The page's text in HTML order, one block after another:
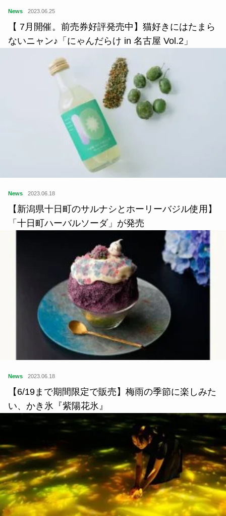
News 2023.06.25
【 7月開催。前売券好評発売中】猫好きにはたまら
ないニャン♪「にゃんだらけ in 名古屋 Vol.2」
News 2023.06.18
【新潟県十日町のサルナシとホーリーバジル使用】
「十日町ハーバルソーダ」が発売
News 2023.06.18
【6/19まで期間限定で販売】梅雨の季節に楽しみた
い、かき氷『紫陽花氷』